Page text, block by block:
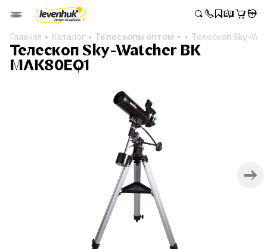
Главная Каталог Телескопы оптом Телескоп Sky-
Телескоп Sky-Watcher BK
MAK80EQ1